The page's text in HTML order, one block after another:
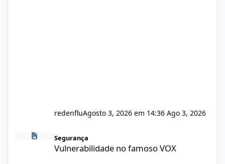
redenfluAgosto 3, 2026 em 14:36 Ago 3, 2026
Vulnerabilidade no famoso VOX
Segurança
Vulnerabilidade no famoso VOX